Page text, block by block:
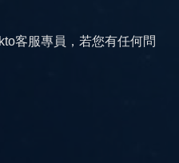
客服專員，若您有任何問